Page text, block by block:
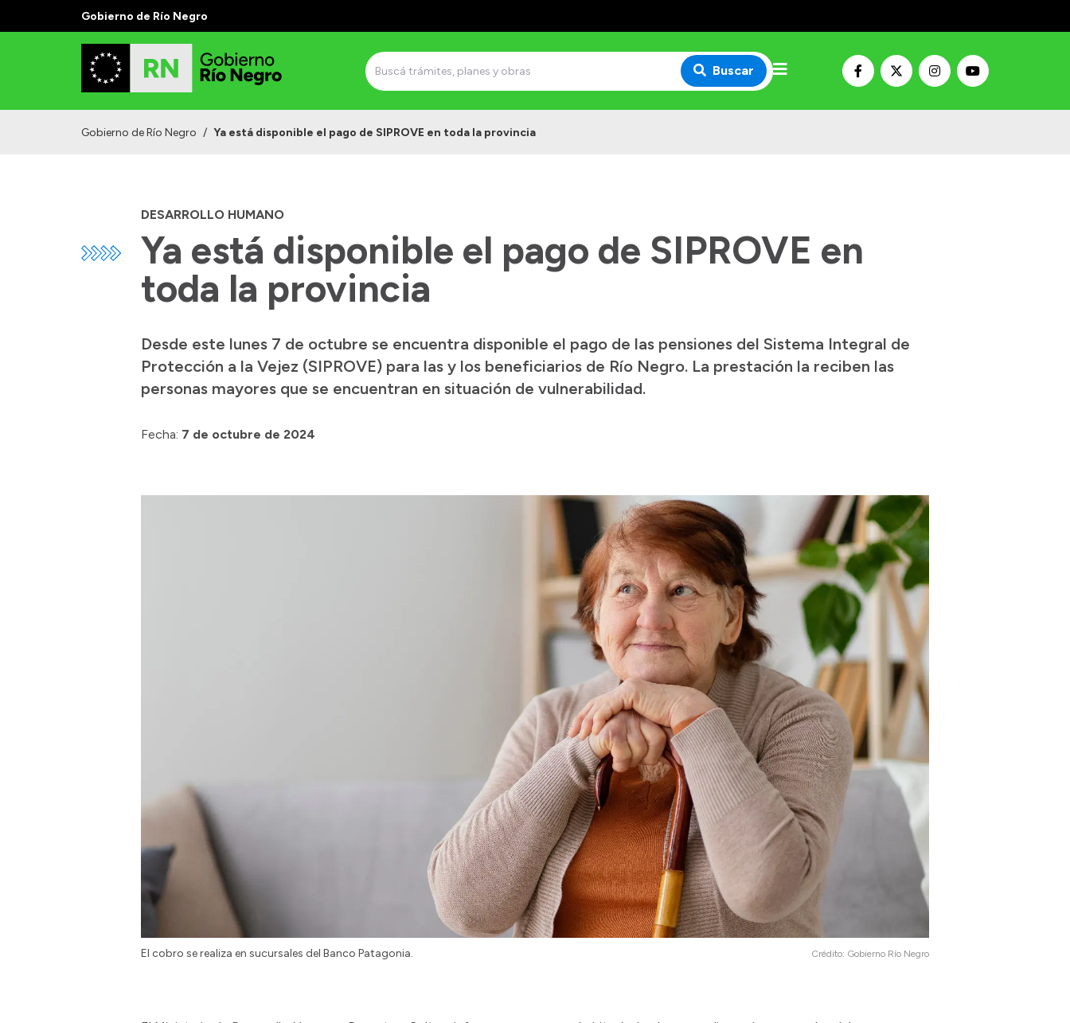
Gobierno de Río Negro
Buscar
Gobierno de Río Negro / Ya está disponible el pago de SIPROVE en toda la provincia
DESARROLLO HUMANO
Ya está disponible el pago de SIPROVE en
toda la provincia
Desde este lunes 7 de octubre se encuentra disponible el pago de las pensiones del Sistema Integral de
Protección a la Vejez (SIPROVE) para las y los beneficiarios de Río Negro. La prestación la reciben las
personas mayores que se encuentran en situación de vulnerabilidad.
Fecha: 7 de octubre de 2024
El cobro se realiza en sucursales del Banco Patagonia. Crédito: Gobierno Río Negro